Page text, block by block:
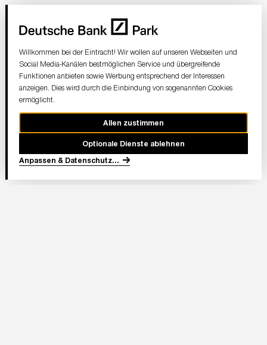
Willkommen bei der Eintracht! Wir wollen auf unseren Webseiten und
Social Media-Kanälen bestmöglichen Service und übergreifende
Funktionen anbieten sowie Werbung entsprechend der Interessen
anzeigen. Dies wird durch die Einbindung von sogenannten Cookies
ermöglicht.
Allen zustimmen
Optionale Dienste ablehnen
Anpassen & Datenschutz...